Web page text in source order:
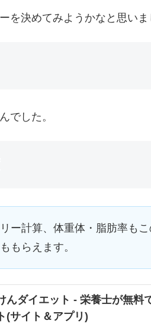
を決めてみようかなと思いま
でした。
ー計算、体重体・脂肪率もこ
もらえます。
んダイエット - 栄養士が無料
(サイト＆アプリ)